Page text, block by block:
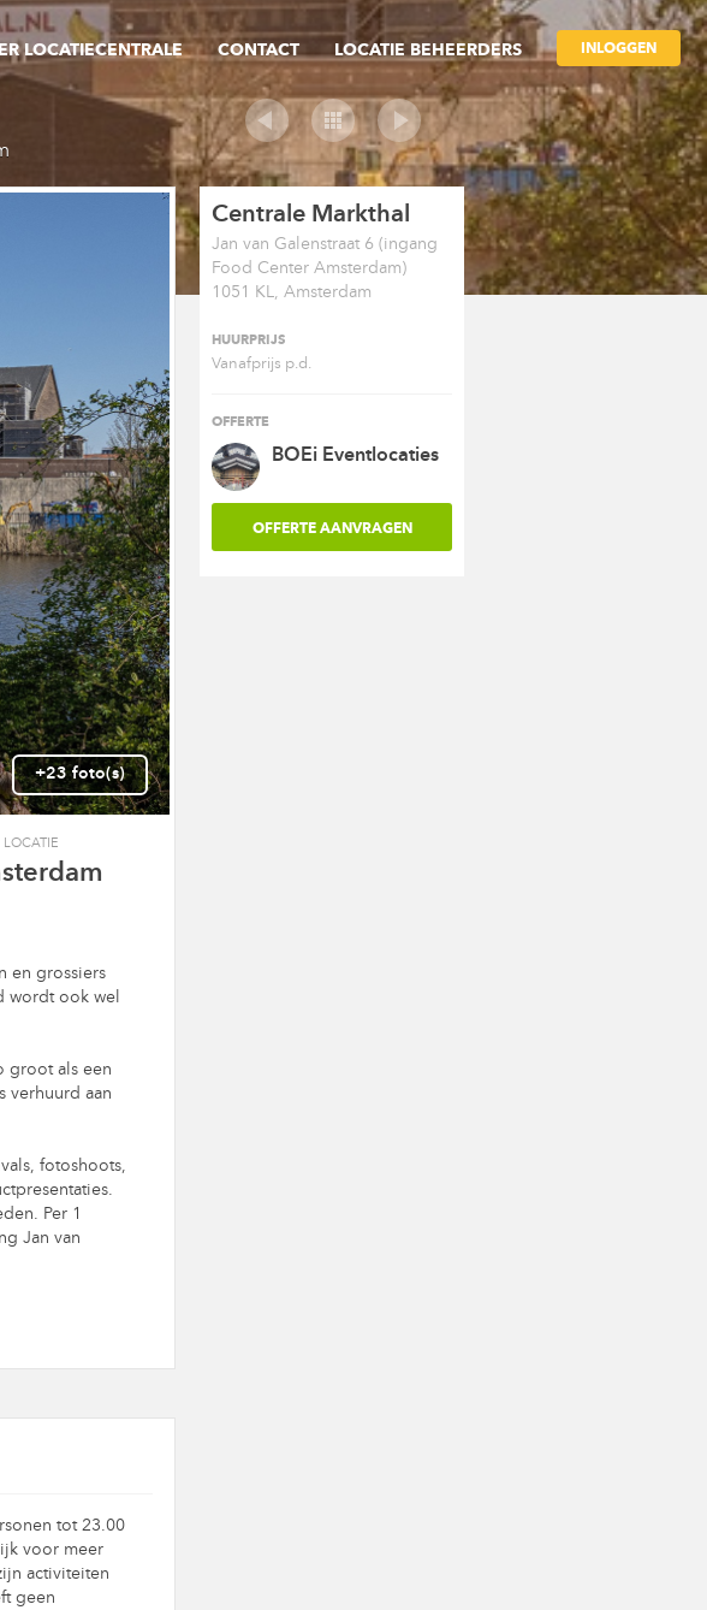
LOCATIECENTRALE CONTACT LOCATIE BEHEERDERS INLOGGEN
+23 foto(s)
LOCATIE
en grossiers
wordt ook wel
groot als een
verhuurd aan
fotoshoots,
Per 1
Jan van
tot 23.00
voor meer
activiteiten
geen
Centrale Markthal
Jan van Galenstraat 6 (ingang
Food Center Amsterdam)
1051 KL, Amsterdam
HUURPRIJS
Vanafprijs p.d.
OFFERTE
BOEi Eventlocaties
OFFERTE AANVRAGEN